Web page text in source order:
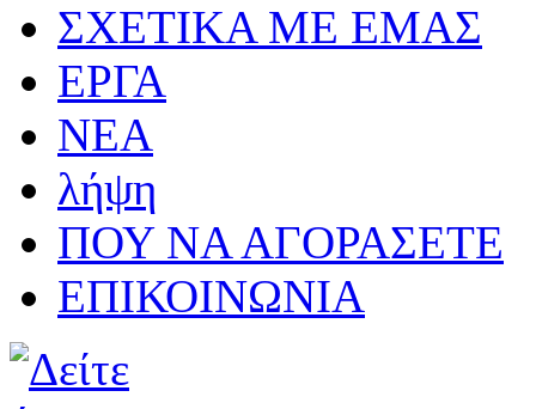
ΣΧΕΤΙΚΑ ΜΕ ΕΜΑΣ
ΕΡΓΑ
ΝΕΑ
λήψη
ΠΟΥ ΝΑ ΑΓΟΡΑΣΕΤΕ
ΕΠΙΚΟΙΝΩΝΙΑ